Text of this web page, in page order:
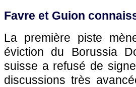
Favre et Guion
La première piste
éviction du Borussia
suisse a refusé de
discussions très